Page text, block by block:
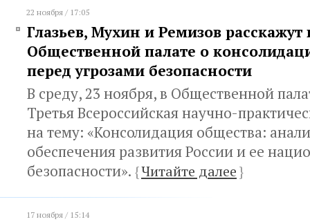
22 ноября / 17:05
Глазьев, Мухин и Ремизов расскажут
Общественной палате о
перед угрозами безопасности
В среду, 23 ноября, в Общественной
Третья Всероссийская научно-
на тему: «Консолидация общества:
обеспечения развития России и ее
безопасности». {Читайте далее}
17 ноября / 15:14